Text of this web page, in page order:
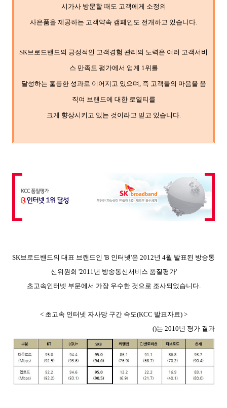
시가사 방문할 때도 고객에게 소정의
사은품을 제공하는 고객약속 캠페인도 전개하고 있습니다.
SK브로드밴드의 긍정적인 고객경험 관리의 노력은 여러 고객서비
스 만족도 평가에서 업계 1위를
달성하는 훌륭한 성과로 이어지고 있으며, 즉 고객들의 마음을 움
직여 브랜드에 대한 로열티를
크게 향상시키고 있는 것이라고 믿고 있습니다.
SK브로드밴드의 대표 브랜드인 'B 인터넷'은 2012년 4월 발표된 방송통
신위원회 '2011년 방송통신서비스 품질평가'
초고속인터넷 부문에서 가장 우수한 것으로 조사되었습니다.
< 초고속 인터넷 자사망 구간 속도(KCC 발표자료) >
()는 2010년 평가 결과